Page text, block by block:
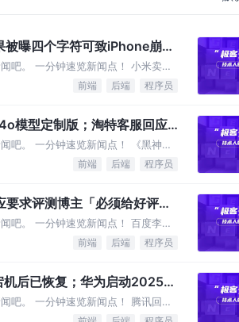
曝四个字符可致iPhone崩溃
吧。 一分钟速览新闻点！ 小米卖一
前端 后端 程序员
模型定制版；淘特客服回应
吧。 一分钟速览新闻点！ 《黑神
前端 后端 程序员
求评测博主「必须给好评」
吧。 一分钟速览新闻点！ 百度李彦
前端 后端 程序员
后已恢复；华为启动2025届
吧。 一分钟速览新闻点！ 腾讯回应